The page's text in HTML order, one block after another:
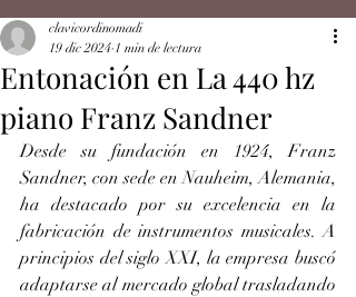
Entonación en La 440 hz
piano Franz Sandner
clavicordinomadi
19 dic 2024 1 min de lectura
Desde su fundación en 1924, Franz
Sandner, con sede en Nauheim, Alemania,
ha destacado por su excelencia en la
fabricación de instrumentos musicales. A
principios del siglo XXI, la empresa buscó
adaptarse al mercado global trasladando